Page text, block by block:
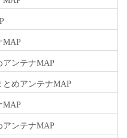
MAP
ンテナMAP
めアンテナMAP
MAP
ンテナMAP